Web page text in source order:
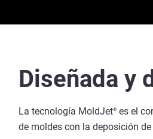
Diseñada y
La tecnología MoldJet® es el
de moldes con la deposición